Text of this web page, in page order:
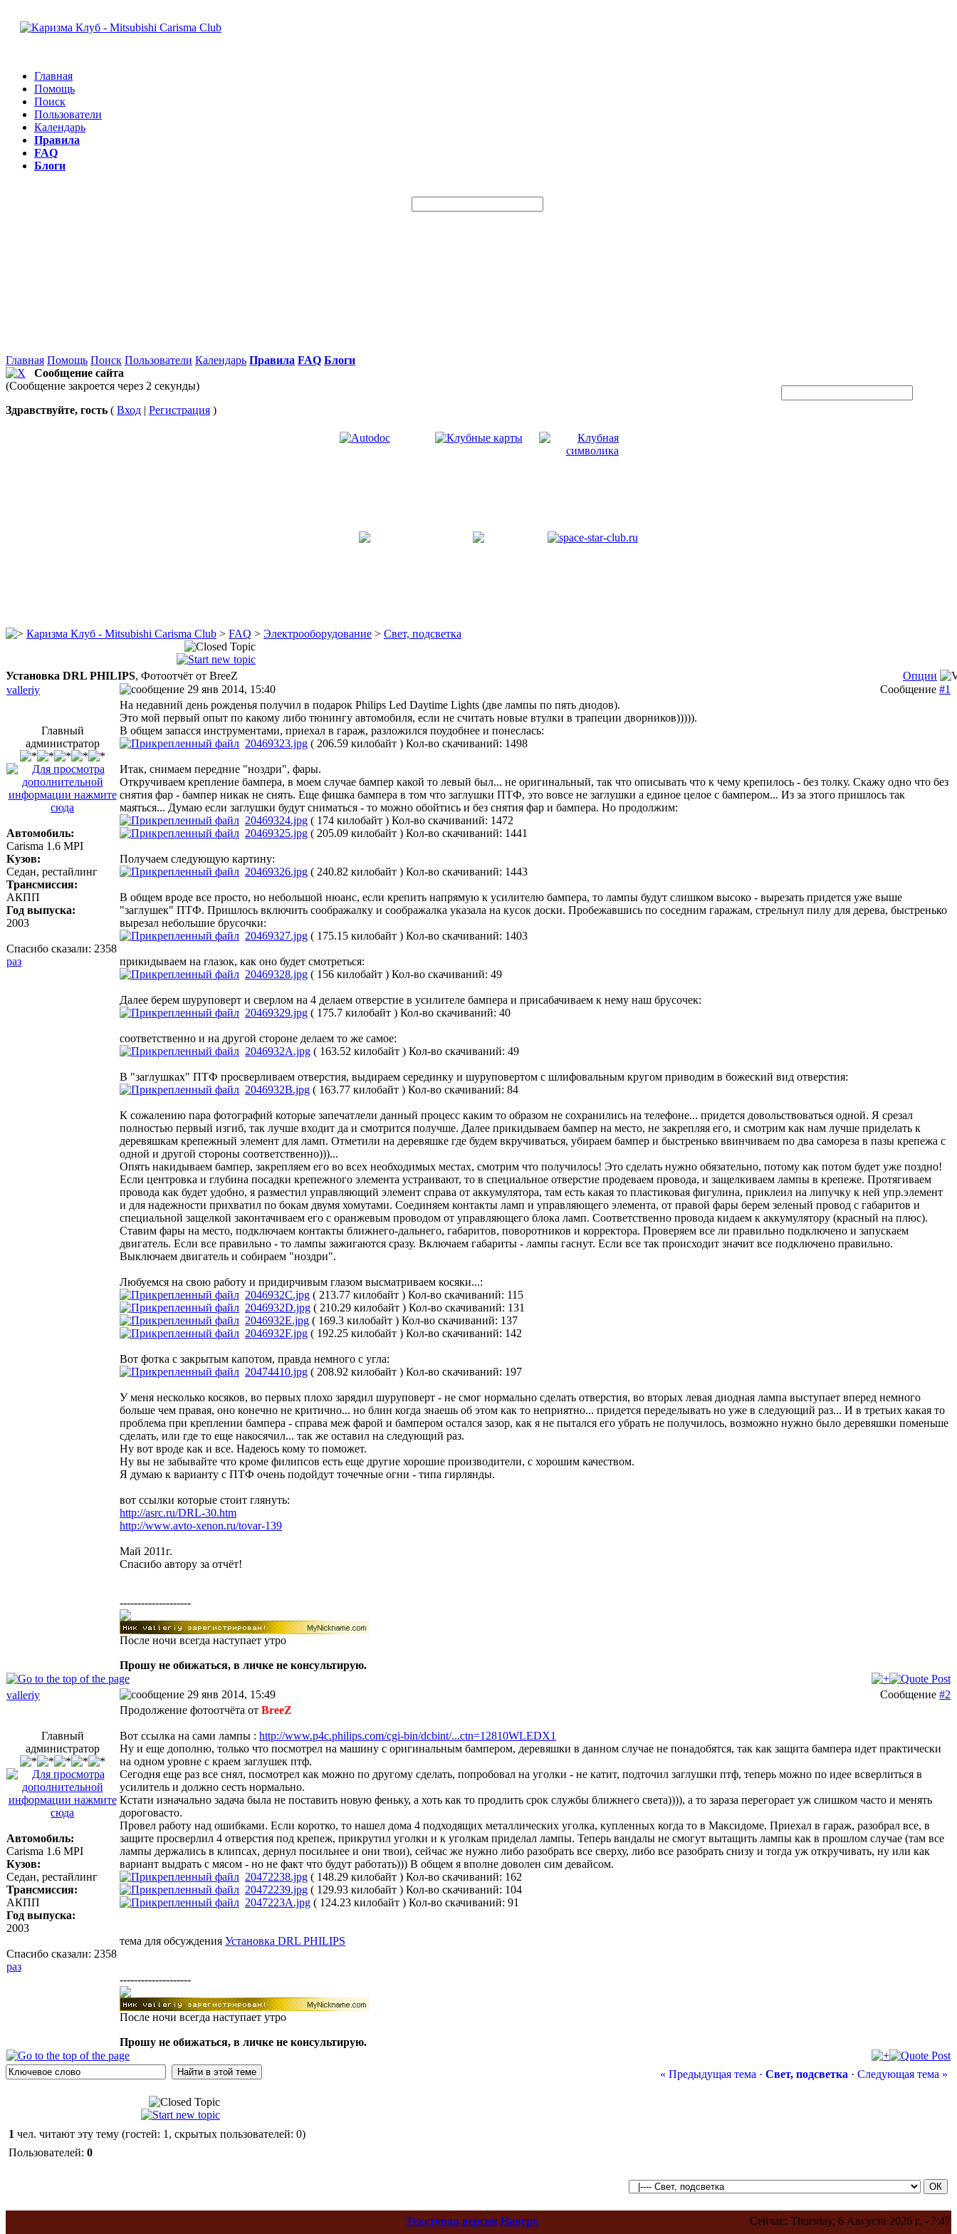
Главная
Помощь
Поиск
Пользователи
Календарь
Правила
FAQ
Блоги
Главная Помощь Поиск Пользователи Календарь Правила FAQ Блоги
Сообщение сайта
(Сообщение закроется через 2 секунды)
Здравствуйте, гость ( Вход | Регистрация )
Каризма Клуб - Mitsubishi Carisma Club > FAQ > Электрооборудование > Свет, подсветка
Установка DRL PHILIPS, Фотоотчёт от BreeZ
Опции
valleriy
29 янв 2014, 15:40 Сообщение #1
Главный
администратор
Автомобиль:
Carisma 1.6 MPI
Кузов:
Седан, рестайлинг
Трансмиссия:
АКПП
Год выпуска:
2003
Спасибо сказали: 2358
раз
На недавний день рожденья получил в подарок Philips Led Daytime Lights (две лампы по пять диодов).
Это мой первый опыт по какому либо тюнингу автомобиля, если не считать новые втулки в трапеции дворников))))).
В общем запасся инструментами, приехал в гараж, разложился поудобнее и понеслась:
20469323.jpg ( 206.59 килобайт ) Кол-во скачиваний: 1498
Итак, снимаем передние "ноздри", фары.
Откручиваем крепление бампера, в моем случае бампер какой то левый был... не оригинальный, так что описывать что к чему крепилось - без толку. Скажу одно что без
снятия фар - бампер никак не снять. Еще фишка бампера в том что заглушки ПТФ, это вовсе не заглушки а единое целое с бампером... Из за этого пришлось так
маяться... Думаю если заглушки будут сниматься - то можно обойтись и без снятия фар и бампера. Но продолжим:
20469324.jpg ( 174 килобайт ) Кол-во скачиваний: 1472
20469325.jpg ( 205.09 килобайт ) Кол-во скачиваний: 1441
Получаем следующую картину:
20469326.jpg ( 240.82 килобайт ) Кол-во скачиваний: 1443
В общем вроде все просто, но небольшой нюанс, если крепить напрямую к усилителю бампера, то лампы будут слишком высоко - вырезать придется уже выше
"заглушек" ПТФ. Пришлось включить соображалку и соображалка указала на кусок доски. Пробежавшись по соседним гаражам, стрельнул пилу для дерева, быстренько
вырезал небольшие брусочки:
20469327.jpg ( 175.15 килобайт ) Кол-во скачиваний: 1403
прикидываем на глазок, как оно будет смотреться:
20469328.jpg ( 156 килобайт ) Кол-во скачиваний: 49
Далее берем шуруповерт и сверлом на 4 делаем отверстие в усилителе бампера и присабачиваем к нему наш брусочек:
20469329.jpg ( 175.7 килобайт ) Кол-во скачиваний: 40
соответственно и на другой стороне делаем то же самое:
2046932A.jpg ( 163.52 килобайт ) Кол-во скачиваний: 49
В "заглушках" ПТФ просверливаем отверстия, выдираем серединку и шуруповертом с шлифовальным кругом приводим в божеский вид отверстия:
2046932B.jpg ( 163.77 килобайт ) Кол-во скачиваний: 84
К сожалению пара фотографий которые запечатлели данный процесс каким то образом не сохранились на телефоне... придется довольствоваться одной. Я срезал
полностью первый изгиб, так лучше входит да и смотрится получше. Далее прикидываем бампер на место, не закрепляя его, и смотрим как нам лучше приделать к
деревяшкам крепежный элемент для ламп. Отметили на деревяшке где будем вкручиваться, убираем бампер и быстренько ввинчиваем по два самореза в пазы крепежа с
одной и другой стороны соответственно)))...
Опять накидываем бампер, закрепляем его во всех необходимых местах, смотрим что получилось! Это сделать нужно обязательно, потому как потом будет уже поздно!
Если центровка и глубина посадки крепежного элемента устраивают, то в специальное отверстие продеваем провода, и защелкиваем лампы в крепеже. Протягиваем
провода как будет удобно, я разместил управляющий элемент справа от аккумулятора, там есть какая то пластиковая фигулина, приклеил на липучку к ней упр.элемент
и для надежности прихватил по бокам двумя хомутами. Соединяем контакты ламп и управляющего элемента, от правой фары берем зеленый провод с габаритов и
специальной защелкой законтачиваем его с оранжевым проводом от управляющего блока ламп. Соответственно провода кидаем к аккумулятору (красный на плюс).
Ставим фары на место, подключаем контакты ближнего-дальнего, габаритов, поворотников и корректора. Проверяем все ли правильно подключено и запускаем
двигатель. Если все правильно - то лампы зажигаются сразу. Включаем габариты - лампы гаснут. Если все так происходит значит все подключено правильно.
Выключаем двигатель и собираем "ноздри".
Любуемся на свою работу и придирчивым глазом высматриваем косяки...:
2046932C.jpg ( 213.77 килобайт ) Кол-во скачиваний: 115
2046932D.jpg ( 210.29 килобайт ) Кол-во скачиваний: 131
2046932E.jpg ( 169.3 килобайт ) Кол-во скачиваний: 137
2046932F.jpg ( 192.25 килобайт ) Кол-во скачиваний: 142
Вот фотка с закрытым капотом, правда немного с угла:
20474410.jpg ( 208.92 килобайт ) Кол-во скачиваний: 197
У меня несколько косяков, во первых плохо зарядил шуруповерт - не смог нормально сделать отверстия, во вторых левая диодная лампа выступает вперед немного
больше чем правая, оно конечно не критично... но блин когда знаешь об этом как то неприятно... придется переделывать но уже в следующий раз... И в третьих какая то
проблема при креплении бампера - справа меж фарой и бампером остался зазор, как я не пытался его убрать не получилось, возможно нужно было деревяшки поменьше
сделать, или где то еще накосячил... так же оставил на следующий раз.
Ну вот вроде как и все. Надеюсь кому то поможет.
Ну вы не забывайте что кроме филипсов есть еще другие хорошие производители, с хорошим качеством.
Я думаю к варианту с ПТФ очень подойдут точечные огни - типа гирлянды.
вот ссылки которые стоит глянуть:
http://asrc.ru/DRL-30.htm
http://www.avto-xenon.ru/tovar-139
Май 2011г.
Спасибо автору за отчёт!
--------------------
После ночи всегда наступает утро
Прошу не обижаться, в личке не консультирую.
valleriy 29 янв 2014, 15:49 Сообщение #2
Главный
администратор
Автомобиль:
Carisma 1.6 MPI
Кузов:
Седан, рестайлинг
Трансмиссия:
АКПП
Год выпуска:
2003
Спасибо сказали: 2358
раз
Продолжение фотоотчёта от BreeZ
Вот ссылка на сами лампы : http://www.p4c.philips.com/cgi-bin/dcbint/...ctn=12810WLEDX1
Ну и еще дополню, только что посмотрел на машину с оригинальным бампером, деревяшки в данном случае не понадобятся, так как защита бампера идет практически
на одном уровне с краем заглушек птф.
Сегодня еще раз все снял, посмотрел как можно по другому сделать, попробовал на уголки - не катит, подточил заглушки птф, теперь можно по идее всверлиться в
усилитель и должно сесть нормально.
Кстати изначально задача была не поставить новую феньку, а хоть как то продлить срок службы ближнего света)))), а то зараза перегорает уж слишком часто и менять
дороговасто.
Провел работу над ошибками. Если коротко, то нашел дома 4 подходящих металлических уголка, купленных когда то в Максидоме. Приехал в гараж, разобрал все, в
защите просверлил 4 отверстия под крепеж, прикрутил уголки и к уголкам приделал лампы. Теперь вандалы не смогут вытащить лампы как в прошлом случае (там все
лампы держались в клипсах, дернул посильнее и они твои), сейчас же нужно либо разобрать все сверху, либо все разобрать снизу и тогда уж откручивать, ну или как
вариант выдрать с мясом - но не факт что будут работать))) В общем я вполне доволен сим девайсом.
20472238.jpg ( 148.29 килобайт ) Кол-во скачиваний: 162
20472239.jpg ( 129.93 килобайт ) Кол-во скачиваний: 104
2047223A.jpg ( 124.23 килобайт ) Кол-во скачиваний: 91
тема для обсуждения Установка DRL PHILIPS
--------------------
После ночи всегда наступает утро
Прошу не обижаться, в личке не консультирую.
« Предыдущая тема · Свет, подсветка · Следующая тема »
1 чел. читают эту тему (гостей: 1, скрытых пользователей: 0)
Пользователей: 0
Текстовая версия Наверх
Сейчас: Thursday, 6 Августа 2026 г. - 7:47